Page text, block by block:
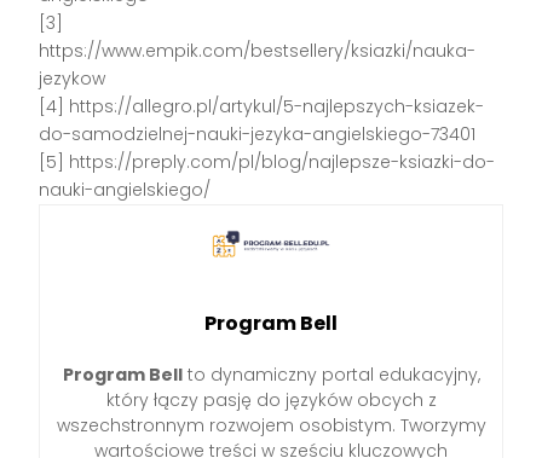
[3]
https://www.empik.com/bestsellery/ksiazki/nauka-
jezykow
[4] https://allegro.pl/artykul/5-najlepszych-ksiazek-
do-samodzielnej-nauki-jezyka-angielskiego-73401
[5] https://preply.com/pl/blog/najlepsze-ksiazki-do-
nauki-angielskiego/
Program Bell
Program Bellto dynamiczny portal edukacyjny,
który łączy pasję do języków obcych z
wszechstronnym rozwojem osobistym. Tworzymy
wartościowe treści w sześciu kluczowych